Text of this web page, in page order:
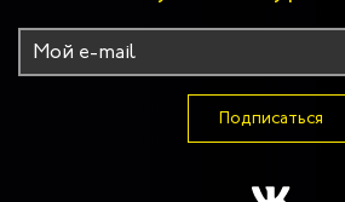
Подписаться